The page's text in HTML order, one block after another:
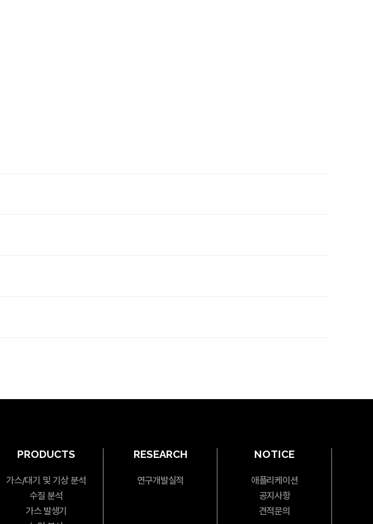
PRODUCTS
가스/대기 및 기상 분석
수질 분석
가스 발생기
RESEARCH
연구개발실적
NOTICE
애플리케이션
공지사항
견적문의